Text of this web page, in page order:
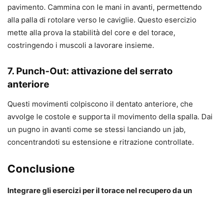
pavimento. Cammina con le mani in avanti, permettendo
alla palla di rotolare verso le caviglie. Questo esercizio
mette alla prova la stabilità del core e del torace,
costringendo i muscoli a lavorare insieme.
7. Punch-Out: attivazione del serrato
anteriore
Questi movimenti colpiscono il dentato anteriore, che
avvolge le costole e supporta il movimento della spalla. Dai
un pugno in avanti come se stessi lanciando un jab,
concentrandoti su estensione e ritrazione controllate.
Conclusione
Integrare gli esercizi per il torace nel recupero da un